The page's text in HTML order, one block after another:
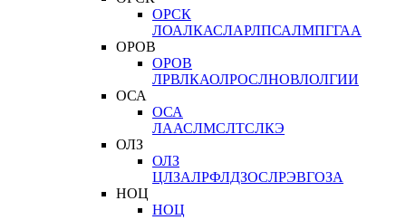
ОРСК
ЛОАЛКАСЛАРЛПСАЛМПГГАА
ОРОВ
ОРОВ
ЛРВЛКАОЛРОСЛНОВЛОЛГИИ
ОСА
ОСА
ЛААСЛМСЛТСЛКЭ
ОЛЗ
ОЛЗ
ЦЛЗАЛРФЛДЗОСЛРЭВГОЗА
НОЦ
НОЦ